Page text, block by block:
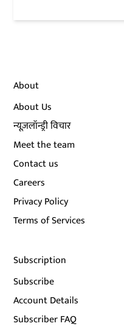
About
About Us
न्यूज़लॉन्ड्री विचार
Meet the team
Contact us
Careers
Privacy Policy
Terms of Services
Subscription
Subscribe
Account Details
Subscriber FAQ